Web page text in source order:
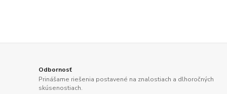
Odbornosť
Prinášame riešenia postavené na znalostiach a dlhoročných
skúsenostiach.